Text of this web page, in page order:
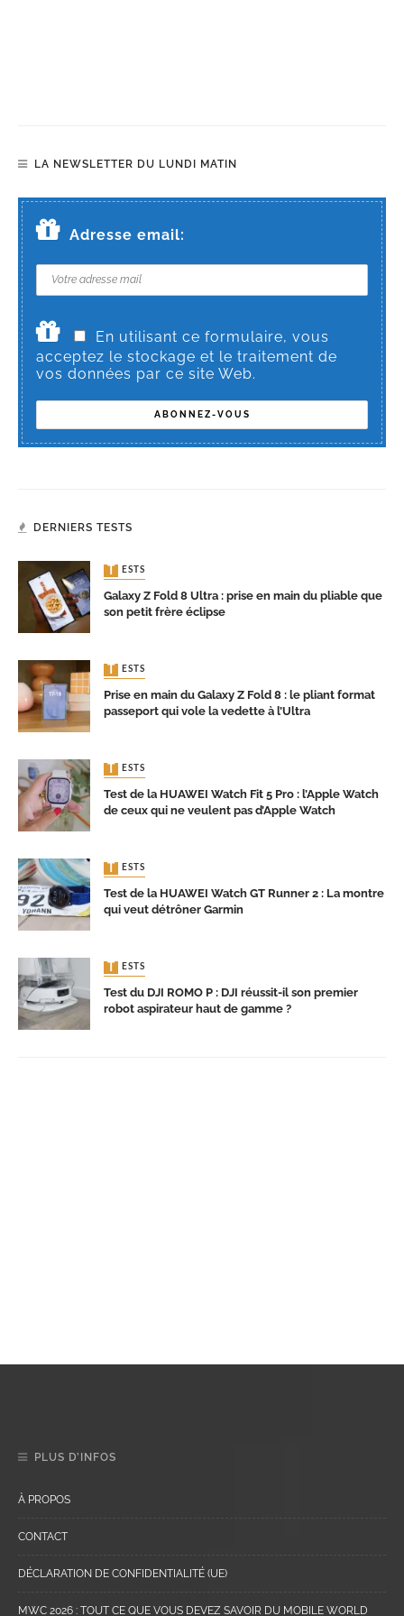
LA NEWSLETTER DU LUNDI MATIN
Adresse email:
En utilisant ce formulaire, vous
acceptez le stockage et le traitement de
vos données par ce site Web.
DERNIERS TESTS
TESTS
Galaxy Z Fold 8 Ultra : prise en main du pliable que
son petit frère éclipse
TESTS
Prise en main du Galaxy Z Fold 8 : le pliant format
passeport qui vole la vedette à l’Ultra
TESTS
Test de la HUAWEI Watch Fit 5 Pro : l’Apple Watch
de ceux qui ne veulent pas d’Apple Watch
TESTS
Test de la HUAWEI Watch GT Runner 2 : La montre
qui veut détrôner Garmin
TESTS
Test du DJI ROMO P : DJI réussit-il son premier
robot aspirateur haut de gamme ?
PLUS D’INFOS
À PROPOS
CONTACT
DÉCLARATION DE CONFIDENTIALITÉ (UE)
MWC 2026 : TOUT CE QUE VOUS DEVEZ SAVOIR DU MOBILE WORLD